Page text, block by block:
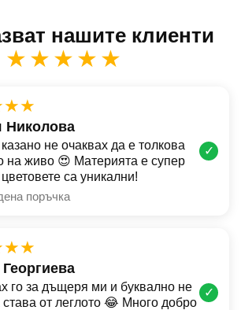
нашите клиенти
★★★★★
Николова
не очаквах да е толкова
на живо 😍 Материята е супер
са уникални!
поръчка
✓
го за дъщеря ми и буквално не
става от леглото 😂 Много добро
✓